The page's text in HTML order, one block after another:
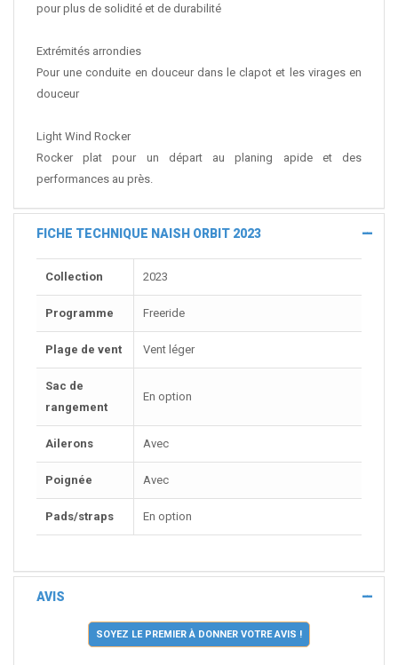
pour plus de solidité et de durabilité
Extrémités arrondies
Pour une conduite en douceur dans le clapot et les virages en
douceur
Light Wind Rocker
Rocker plat pour un départ au planing apide et des
performances au près.
FICHE TECHNIQUE NAISH ORBIT 2023
Collection 2023
Programme Freeride
Plage de vent Vent léger
Sac de
rangement
En option
Ailerons Avec
Poignée Avec
Pads/straps En option
AVIS
SOYEZ LE PREMIER À DONNER VOTRE AVIS !